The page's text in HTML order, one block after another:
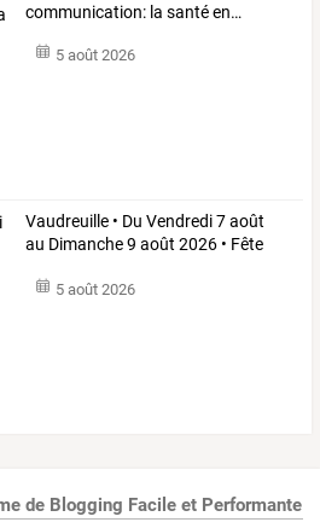
communication: la santéen…
5 août 2026
Vaudreuille • Du Vendredi7août
au Dimanche9 août 2026 • Fête
5 août 2026
de Blogging Facile et Performante